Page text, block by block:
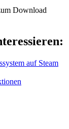
Download
auf Steam